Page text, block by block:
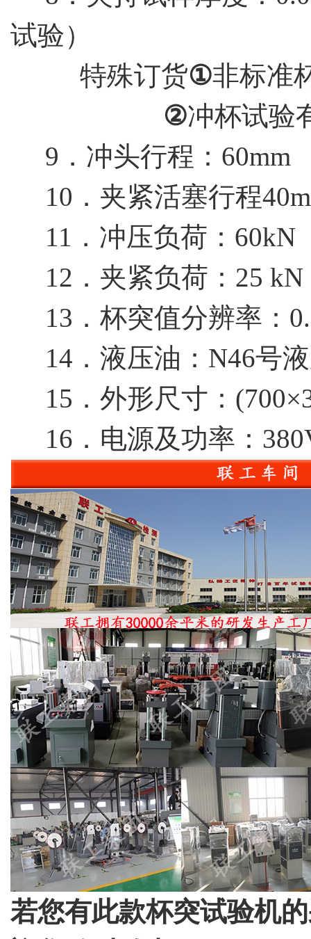
试验）
特殊订货①非标准
②冲杯试验
9．冲头行程：60mm
10．夹紧活塞行程
11．冲压负荷：60kN
12．夹紧负荷：25 kN
13．杯突值分辨率：
14．液压油：N46号
15．外形尺寸：
16．电源及功率：
若您有此款杯突试验机